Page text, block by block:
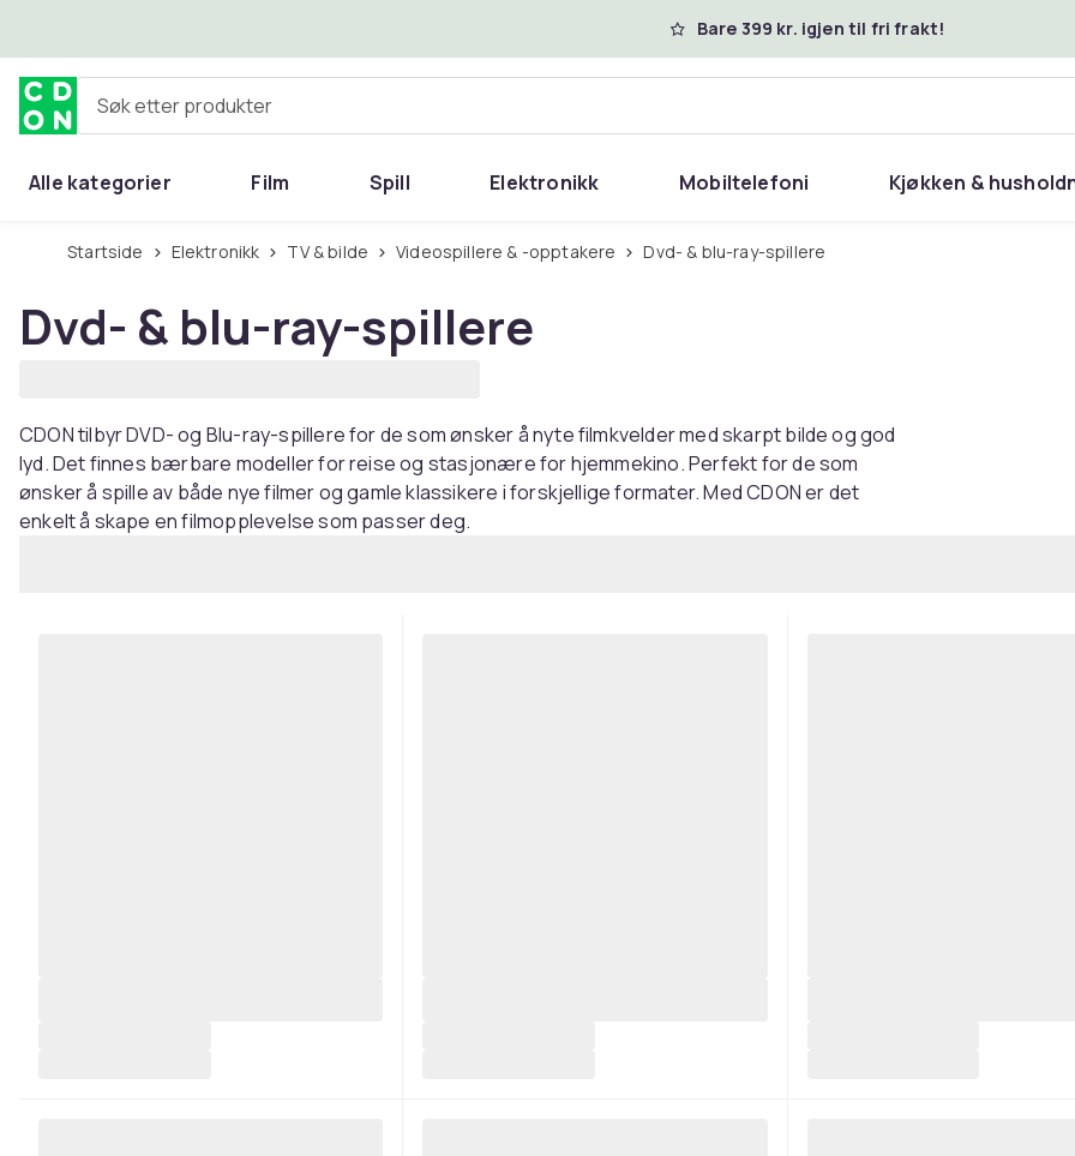
Bare 399 kr. igjen til fri frakt!
Søk etter produkter
Alle kategorier Film Spill Elektronikk Mobiltelefoni Kjøkken &
Startside Elektronikk TV & bilde Videospillere & -opptakere Dvd- & blu-ray-spillere
Dvd- & blu-ray-spillere
CDON tilbyr DVD- og Blu-ray-spillere for de som ønsker å nyte filmkvelder med skarpt bilde og god
lyd. Det finnes bærbare modeller for reise og stasjonære for hjemmekino. Perfekt for de som
ønsker å spille av både nye filmer og gamle klassikere i forskjellige formater. Med CDON er det
enkelt å skape en filmopplevelse som passer deg.